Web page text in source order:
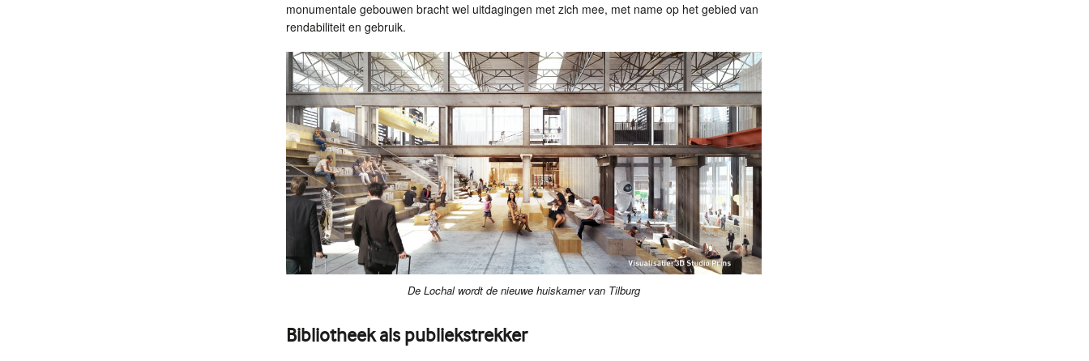
monumentale gebouwen bracht wel uitdagingen met zich mee, met name op het gebied van
rendabiliteit en gebruik.
De Lochal wordt de nieuwe huiskamer van Tilburg
Bibliotheek als publiekstrekker